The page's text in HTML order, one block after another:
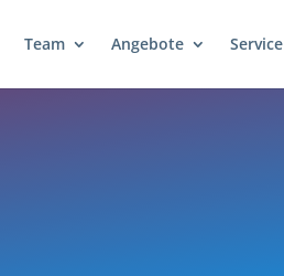
Team Angebote Service